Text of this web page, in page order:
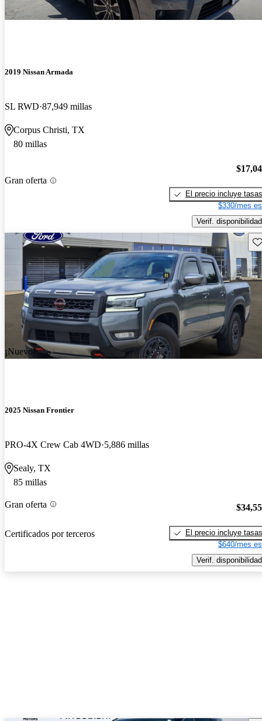
2019 Nissan Armada
SL RWD 87,949 millas
Corpus Christi, TX
80 millas
Gran oferta
El precio incluye tasas
$330/mes
Verif. disponibilidad
¡Nuevo!
2025 Nissan Frontier
PRO-4X Crew Cab 4WD 5,886 millas
Sealy, TX
85 millas
Gran oferta
Certificados por terceros
El precio incluye tasas
$640/mes
Verif. disponibilidad